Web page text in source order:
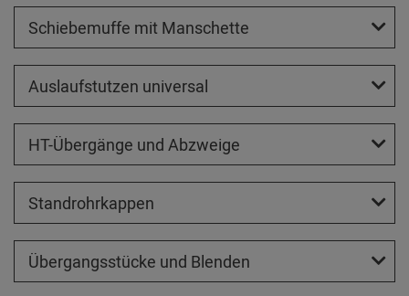
Schiebemuffe mit Manschette
Auslaufstutzen universal
HT-Übergänge und Abzweige
Standrohrkappen
Übergangsstücke und Blenden